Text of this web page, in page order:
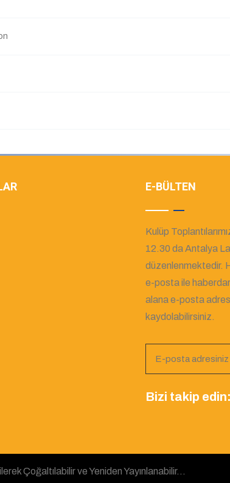
E-BÜLTEN
Kulüp
12.30 da Antalya
düzenlenmektedir.
e-posta ile
alana e-posta
kaydolabilirsiniz.
Bizi takip edin:
Çoğaltılabilir ve Yeniden Yayınlanabilir...